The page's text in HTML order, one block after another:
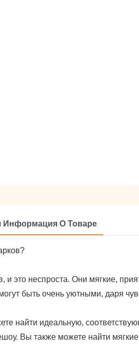
Информация О Товаре
это неспроста. Они мягкие,
быть очень уютными, даря
найти идеальную,
Вы также можете найти